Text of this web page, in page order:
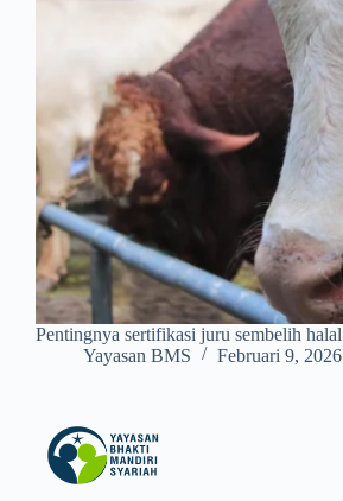
Pentingnya sertifikasi juru sembelih halal
Yayasan BMS
Februari 9, 2026